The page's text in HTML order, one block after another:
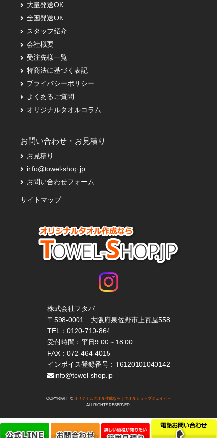
大量発送OK
全国発送OK
スタッフ紹介
会社概要
受注先様一覧
特商法に基づく表記
プライバシーポリシー
よくあるご質問
オリジナルタオルコラム
お問い合わせ・お見積り
お見積り
info@towel-shop.jp
お問い合わせフォーム
サイトマップ
株式会社フタバ
〒598-0001 大阪府泉佐野市上瓦屋558
TEL： 0120-710-864
受付時間：平日9:00～18:00
FAX：072-464-4015
インボイス登録番号：T6120101040142
info@towel-shop.jp
COPYRIGHT © オリジナルタオル作成なら｜タオルショップジェイピー
ALL RIGHTS RESERVED.